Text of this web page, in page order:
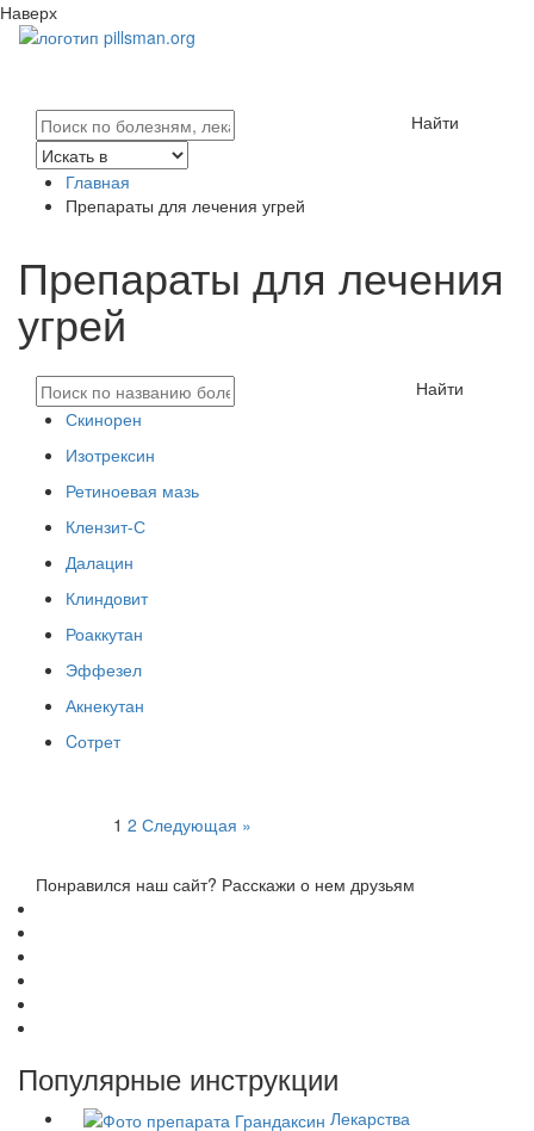
Наверх
Найти
Главная
Препараты для лечения угрей
Препараты для лечения
угрей
Найти
Скинорен
Изотрексин
Ретиноевая мазь
Клензит-С
Далацин
Клиндовит
Роаккутан
Эффезел
Акнекутан
Cотрет
Пагинация
записей
1 2 Следующая »
Понравился наш сайт? Расскажи о нем друзьям
Популярные инструкции
Лекарства